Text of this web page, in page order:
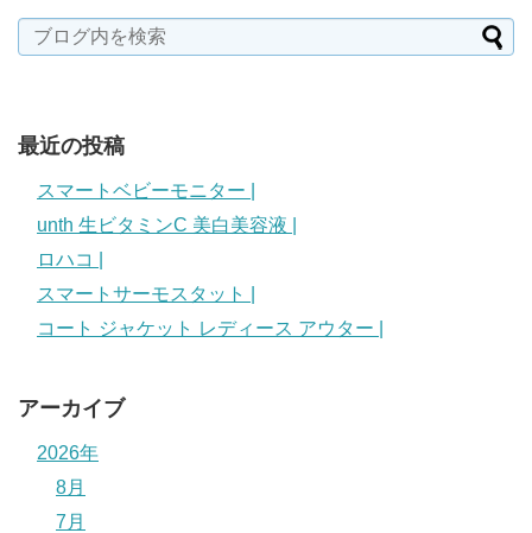
最近の投稿
スマートベビーモニター |
unth 生ビタミンC 美白美容液 |
ロハコ |
スマートサーモスタット |
コート ジャケット レディース アウター |
アーカイブ
2026年
8月
7月